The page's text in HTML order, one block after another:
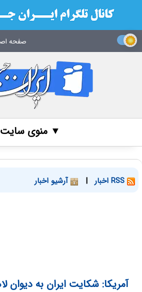
صفحه
▼ منوی سایت
| آرشیو اخبار
آمریکا: شکایت ایران به دیوان